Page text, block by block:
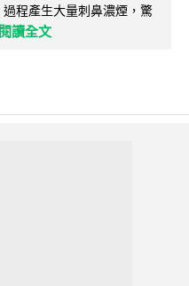
程產生大量刺鼻濃煙，驚
閱讀全文